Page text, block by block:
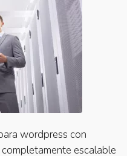
wordpress con
escalable